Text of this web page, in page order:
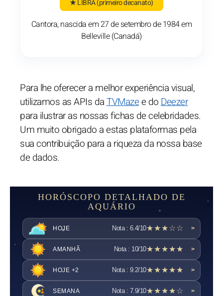
★ LIBRA(primeiro decanato)
Cantora, nascida em 27 de setembro de 1984 em
Belleville (Canadá)
Para lhe oferecer a melhor experiência visual,
utilizamos as APIs daTVMazee doDeezer
para ilustrar as nossas fichas de celebridades.
Um muito obrigado a estas plataformas pela
sua contribuição para a riqueza da nossa base
de dados.
HORÓSCOPO DETALHADO DE
AQUÁRIO
HOJE Nota : 6.4/10★★★☆☆ >
AMANHÃ Nota : 10/10★★★★★ >
HOJE +2 Nota : 9.2/10★★★★★ >
SEMANA Nota : 7.9/10★★★★☆ >